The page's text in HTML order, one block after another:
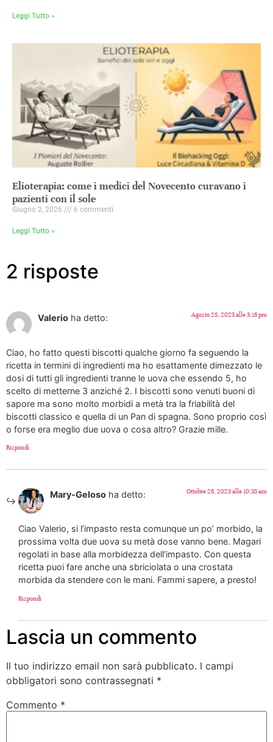
Leggi Tutto »
Elioterapia: come i medici del Novecento curavano i
pazienti con il sole
Giugno 2, 2026 6 commenti
Leggi Tutto »
2 risposte
Valerio ha detto: Agosto 28, 2023 alle 3:16 pm
Ciao, ho fatto questi biscotti qualche giorno fa seguendo la
ricetta in termini di ingredienti ma ho esattamente dimezzato le
dosi di tutti gli ingredienti tranne le uova che essendo 5, ho
scelto di metterne 3 anziché 2. I biscotti sono venuti buoni di
sapore ma sono molto morbidi a metà tra la friabilità del
biscotti classico e quella di un Pan di spagna. Sono proprio così
o forse era meglio due uova o cosa altro? Grazie mille.
Rispondi
Mary-Geloso ha detto: Ottobre 26, 2023 alle 10:35 am
Ciao Valerio, si l’impasto resta comunque un po’ morbido, la
prossima volta due uova su metà dose vanno bene. Magari
regolati in base alla morbidezza dell’impasto. Con questa
ricetta puoi fare anche una sbriciolata o una crostata
morbida da stendere con le mani. Fammi sapere, a presto!
Rispondi
Lascia un commento
Il tuo indirizzo email non sarà pubblicato. I campi
obbligatori sono contrassegnati *
Commento *